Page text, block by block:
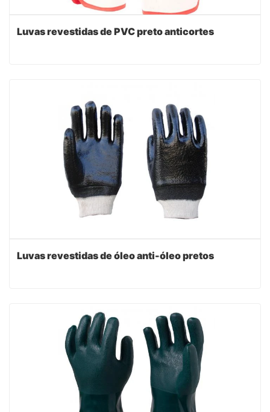
Luvas revestidas de PVC preto anticortes
Luvas revestidas de óleo anti-óleo pretos